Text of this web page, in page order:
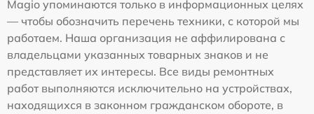
Magio упоминаются только в информационных целях
— чтобы обозначить перечень техники, с которой мы
работаем. Наша организация не аффилирована с
владельцами указанных товарных знаков и не
представляет их интересы. Все виды ремонтных
работ выполняются исключительно на устройствах,
находящихся в законном гражданском обороте, в